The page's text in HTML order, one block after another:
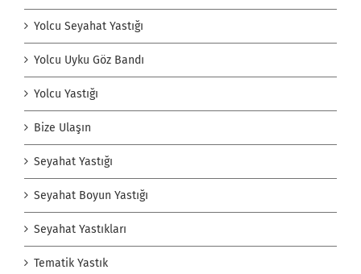
Yolcu Seyahat Yastığı
Yolcu Uyku Göz Bandı
Yolcu Yastığı
Bize Ulaşın
Seyahat Yastığı
Seyahat Boyun Yastığı
Seyahat Yastıkları
Tematik Yastık